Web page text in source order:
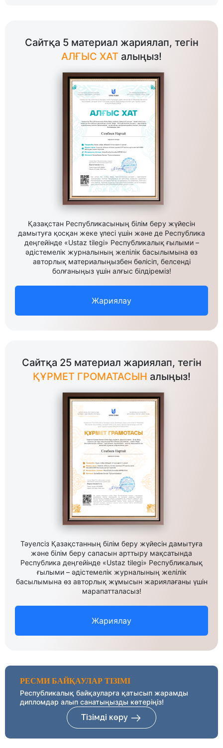
Сайтқа 5 материал жариялап, тегін
АЛҒЫС ХАТ алыңыз!
Қазақстан Республикасының білім беру жүйесін
дамытуға қосқан жеке үлесі үшін және де Республика
деңгейінде «Ustaz tilegi» Республикалық ғылыми –
әдістемелік журналының желілік басылымына өз
авторлық материалыңызбен бөлісіп, белсенді
болғаныңыз үшін алғыс білдіреміз!
Жариялау
Сайтқа 25 материал жариялап, тегін
ҚҰРМЕТ ГРОМАТАСЫН алыңыз!
Тәуелсіз Қазақстанның білім беру жүйесін дамытуға
және білім беру сапасын арттыру мақсатында
Республика деңгейінде «Ustaz tilegi» Республикалық
ғылыми – әдістемелік журналының желілік
басылымына өз авторлық жұмысын жариялағаны үшін
марапатталасыз!
Жариялау
РЕСМИ БАЙҚАУЛАР ТІЗІМІ
Республикалық байқауларға қатысып жарамды
дипломдар алып санатыңызды көтеріңіз!
Тізімді көру